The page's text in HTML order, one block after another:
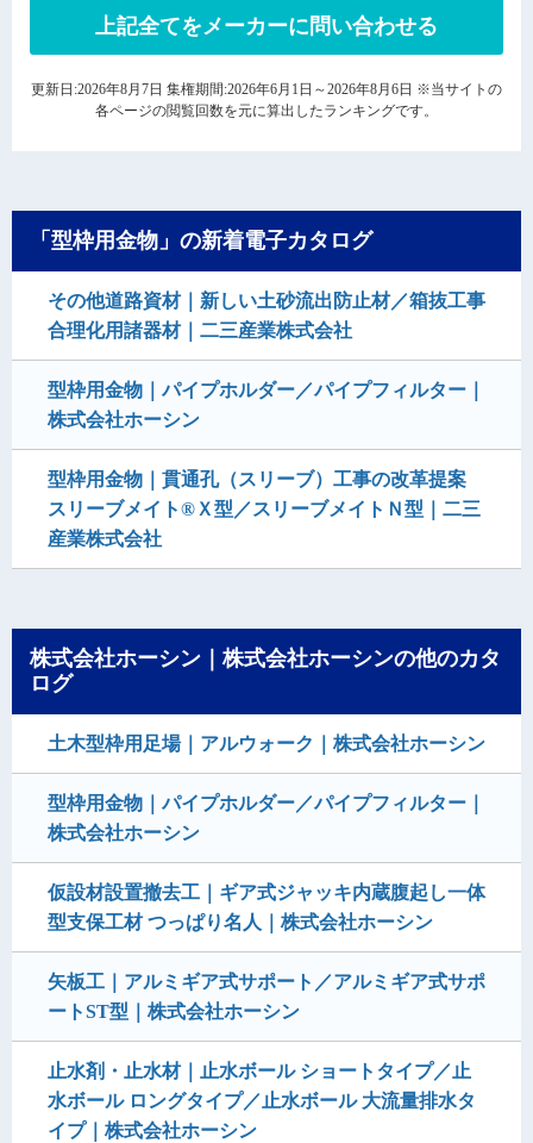
上記全てをメーカーに問い合わせる
更新日:2026年8月7日 集権期間:2026年6月1日～2026年8月6日 ※当サイトの
各ページの閲覧回数を元に算出したランキングです。
「型枠用金物」の新着電子カタログ
その他道路資材｜新しい土砂流出防止材／箱抜工事
合理化用諸器材｜二三産業株式会社
型枠用金物｜パイプホルダー／パイプフィルター｜
株式会社ホーシン
型枠用金物｜貫通孔（スリーブ）工事の改革提案
スリーブメイト®Ｘ型／スリーブメイトＮ型｜二三
産業株式会社
株式会社ホーシン｜株式会社ホーシンの他のカタ
ログ
土木型枠用足場｜アルウォーク｜株式会社ホーシン
型枠用金物｜パイプホルダー／パイプフィルター｜
株式会社ホーシン
仮設材設置撤去工｜ギア式ジャッキ内蔵腹起し一体
型支保工材 つっぱり名人｜株式会社ホーシン
矢板工｜アルミギア式サポート／アルミギア式サポ
ートST型｜株式会社ホーシン
止水剤・止水材｜止水ボール ショートタイプ／止
水ボール ロングタイプ／止水ボール 大流量排水タ
イプ｜株式会社ホーシン